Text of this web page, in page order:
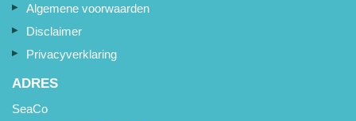
Algemene voorwaarden
Disclaimer
Privacyverklaring
ADRES
SeaCo